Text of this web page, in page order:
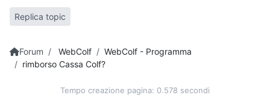
Replica topic
Forum WebColf
WebColf - Programma
rimborso Cassa Colf?
Tempo creazione pagina: 0.578 secondi